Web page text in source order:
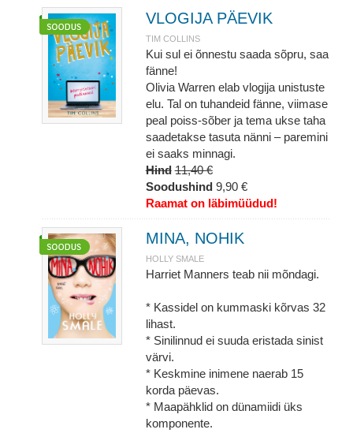
VLOGIJA PÄEVIK
TIM COLLINS
Kui sul ei õnnestu saada sõpru, saa
fänne!
Olivia Warren elab vlogija unistuste
elu. Tal on tuhandeid fänne, viimase
peal poiss-sõber ja tema ukse taha
saadetakse tasuta nänni – paremini
ei saaks minnagi.
Hind 11,40 €
Soodushind 9,90 €
Raamat on läbimüüdud!
MINA, NOHIK
HOLLY SMALE
Harriet Manners teab nii mõndagi.
* Kassidel on kummaski kõrvas 32
lihast.
* Sinilinnud ei suuda eristada sinist
värvi.
* Keskmine inimene naerab 15
korda päevas.
* Maapähklid on dünamiidi üks
komponente.